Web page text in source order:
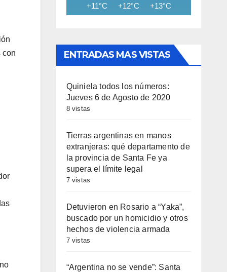
con
+11°C +12°C +13°C
ENTRADAS MAS VISTAS
Quiniela todos los números:
Jueves 6 de Agosto de 2020
8 vistas
Tierras argentinas en manos
extranjeras: qué departamento de
la provincia de Santa Fe ya
supera el límite legal
7 vistas
Detuvieron en Rosario a “Yaka”,
buscado por un homicidio y otros
hechos de violencia armada
7 vistas
“Argentina no se vende”: Santa